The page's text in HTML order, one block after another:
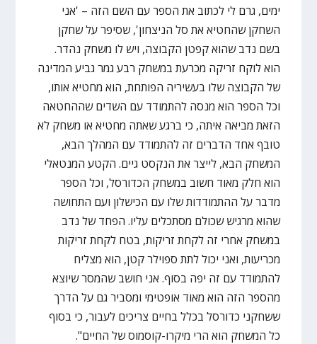
ימים, גרם לי לכתוב את הספר עם השם הזה – 'אני
השחקן שהחטיא את סל הניצחון', שסיפר על שחקן
בשם נדב שהוא קפטן הקבוצה, ויש לו משחק נהדר.
הוא לוקח זריקה מכרעת במשחק רבע גמר גביע המדינה
של הקבוצה שלו בעשיריה הפותחת, הוא מחטיא אותו,
וכל הספר הוא מנסה להתמודד עם השדים שההחטאה
הזאת מביאה איתה, כי ברגע שאתה מחטיא או משחק לא
טובף אחד הדברים זה להתמודד עם המהלך הבא,
המשחק הבא, לייצר את הנקסט גיים. הקטע המנטאלי
הוא חלק מאוד חשוב במשחק הכדורסל, וכל הספר
מדבר על ההתמודדות שלו עם הכישלון ועם התחושה
שהוא מרגיש שכולם מסתכלים עליו. הפחד של נדב
במשחק אחרי זה לקחת זריקות, בטח לקחת זריקות
מכריעות, ואני יכול לתת ספוילר קטן, הוא מצליח
להתמודד עם זה יפה בסוף. אני חושב שהמסר שיוצא
מהספר הזה הוא מאוד אופטימי ומסביר גם על הדרך
ששחקני כדורסל בכלל בחיים צריכים לעבור, כי בסוף
כל המשחק הוא הרי מיקרו-קוסמוס של החיים".